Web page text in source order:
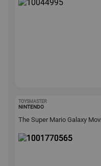
TOYSMASTER
NINTENDO
The Super Mario Galaxy